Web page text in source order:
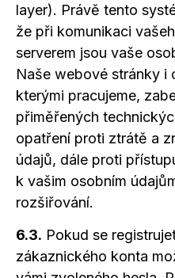
layer). Právě tento
že při komunikaci
serverem jsou vaše
Naše webové stránky i
kterými pracujeme,
přiměřených
opatření proti ztrátě a
údajů, dále proti
k vašim osobním
rozšiřování.
6.3. Pokud se
zákaznického konta